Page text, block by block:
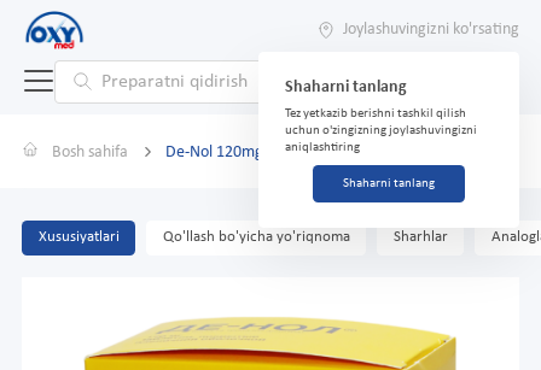
Joylashuvingizni ko'rsating
Shaharni tanlang
Tez yetkazib berishni tashkil qilish
uchun o'zingizning joylashuvingizni
aniqlashtiring
Shaharni tanlang
Bosh sahifa De-Nol 120mg tabletka №112 tabletka
Xususiyatlari Qo'llash bo'yicha yo'riqnoma Sharhlar